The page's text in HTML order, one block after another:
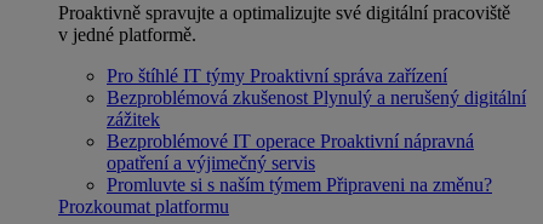
Proaktivně spravujte a optimalizujte své digitální pracoviště
v jedné platformě.
Pro štíhlé IT týmy Proaktivní správa zařízení
Bezproblémová zkušenost Plynulý a nerušený digitální
zážitek
Bezproblémové IT operace Proaktivní nápravná
opatření a výjimečný servis
Promluvte si s naším týmem Připraveni na změnu?
Prozkoumat platformu